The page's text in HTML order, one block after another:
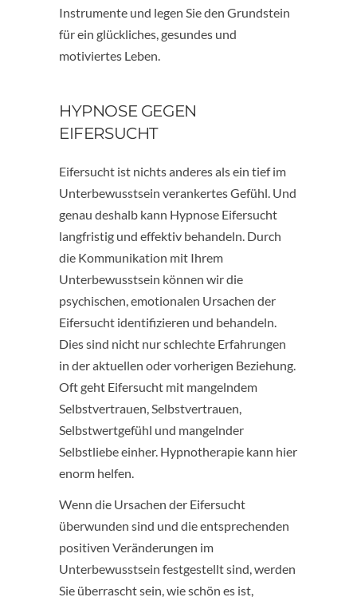
Instrumente und legen Sie den Grundstein
für ein glückliches, gesundes und
motiviertes Leben.
HYPNOSE GEGEN
EIFERSUCHT
Eifersucht ist nichts anderes als ein tief im
Unterbewusstsein verankertes Gefühl. Und
genau deshalb kann Hypnose Eifersucht
langfristig und effektiv behandeln. Durch
die Kommunikation mit Ihrem
Unterbewusstsein können wir die
psychischen, emotionalen Ursachen der
Eifersucht identifizieren und behandeln.
Dies sind nicht nur schlechte Erfahrungen
in der aktuellen oder vorherigen Beziehung.
Oft geht Eifersucht mit mangelndem
Selbstvertrauen, Selbstvertrauen,
Selbstwertgefühl und mangelnder
Selbstliebe einher. Hypnotherapie kann hier
enorm helfen.
Wenn die Ursachen der Eifersucht
überwunden sind und die entsprechenden
positiven Veränderungen im
Unterbewusstsein festgestellt sind, werden
Sie überrascht sein, wie schön es ist,